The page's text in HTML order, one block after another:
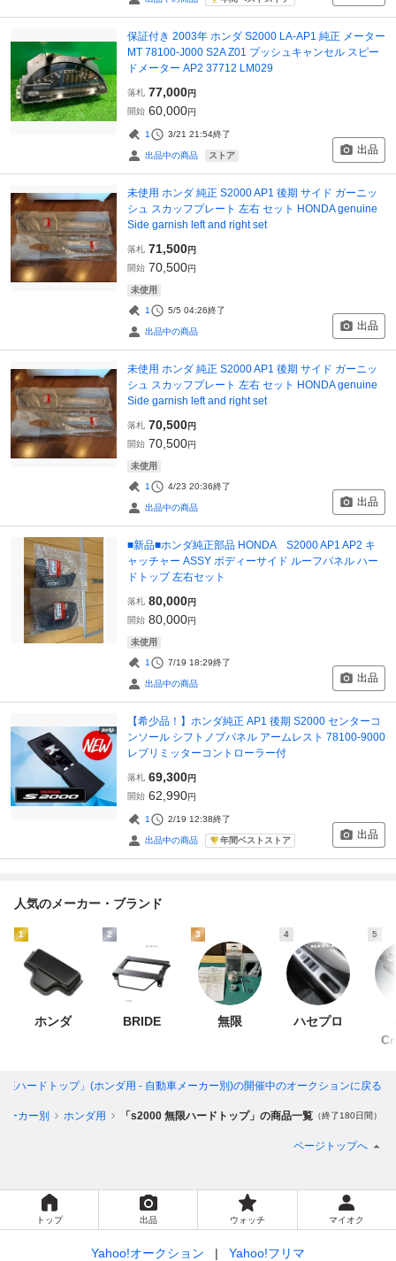
保証付き 2003年 ホンダ S2000 LA-AP1 純正 メーター
MT 78100-J000 S2A Z01 プッシュキャンセル スピー
ドメーター AP2 37712 LM029
落札 77,000円
開始 60,000円
1 3/21 21:54終了
出品中の商品 ストア 出品
未使用 ホンダ 純正 S2000 AP1 後期 サイド ガーニッ
シュ スカッフプレート 左右 セット HONDA genuine
Side garnish left and right set
落札 71,500円
開始 70,500円
未使用
1 5/5 04:26終了
出品中の商品 出品
未使用 ホンダ 純正 S2000 AP1 後期 サイド ガーニッ
シュ スカッフプレート 左右 セット HONDA genuine
Side garnish left and right set
落札 70,500円
開始 70,500円
未使用
1 4/23 20:36終了
出品中の商品 出品
■新品■ホンダ純正部品 HONDA S2000 AP1 AP2 キ
ャッチャー ASSY ボディーサイド ルーフパネル ハー
ドトップ 左右セット
落札 80,000円
開始 80,000円
未使用
1 7/19 18:29終了
出品中の商品 出品
【希少品！】ホンダ純正 AP1 後期 S2000 センターコ
ンソール シフトノブパネル アームレスト 78100-9000
レブリミッターコントローラー付
落札 69,300円
開始 62,990円
1 2/19 12:38終了
出品中の商品 年間ベストストア 出品
人気のメーカー・ブランド
1
ホンダ
2
BRIDE
3
無限
4
ハセプロ
5
限ハードトップ」(ホンダ用 - 自動車メーカー別)の開催中のオークションに戻る
ーカー別 ホンダ用 「s2000 無限ハードトップ」の商品一覧 （終了180日間）
ページトップへ
トップ 出品 ウォッチ マイオク
Yahoo!オークション Yahoo!フリマ